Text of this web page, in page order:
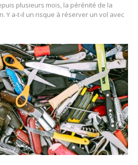
plusieurs mois, la pérénité de la
Y a-t-il un risque à réserver un vol avec